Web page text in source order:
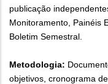
publicação
Monitoramento, Painéis
Boletim Semestral.
Metodologia:
objetivos, cronograma